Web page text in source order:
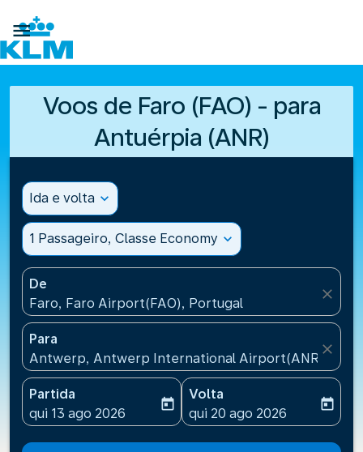

Voos de Faro (FAO) - para
Antuérpia (ANR)
Ida e volta expand_more
1 Passageiro, Classe Economy expand_more
De
Faro, Faro Airport(FAO), Portugal
close
Para
Antwerp, Antwerp International Airport(ANR),
close
Partida
fc-booking-departure-date-aria-label
qui 13 ago 2026
today
Volta
fc-booking-return-date-
qui 20 ago 2026
today